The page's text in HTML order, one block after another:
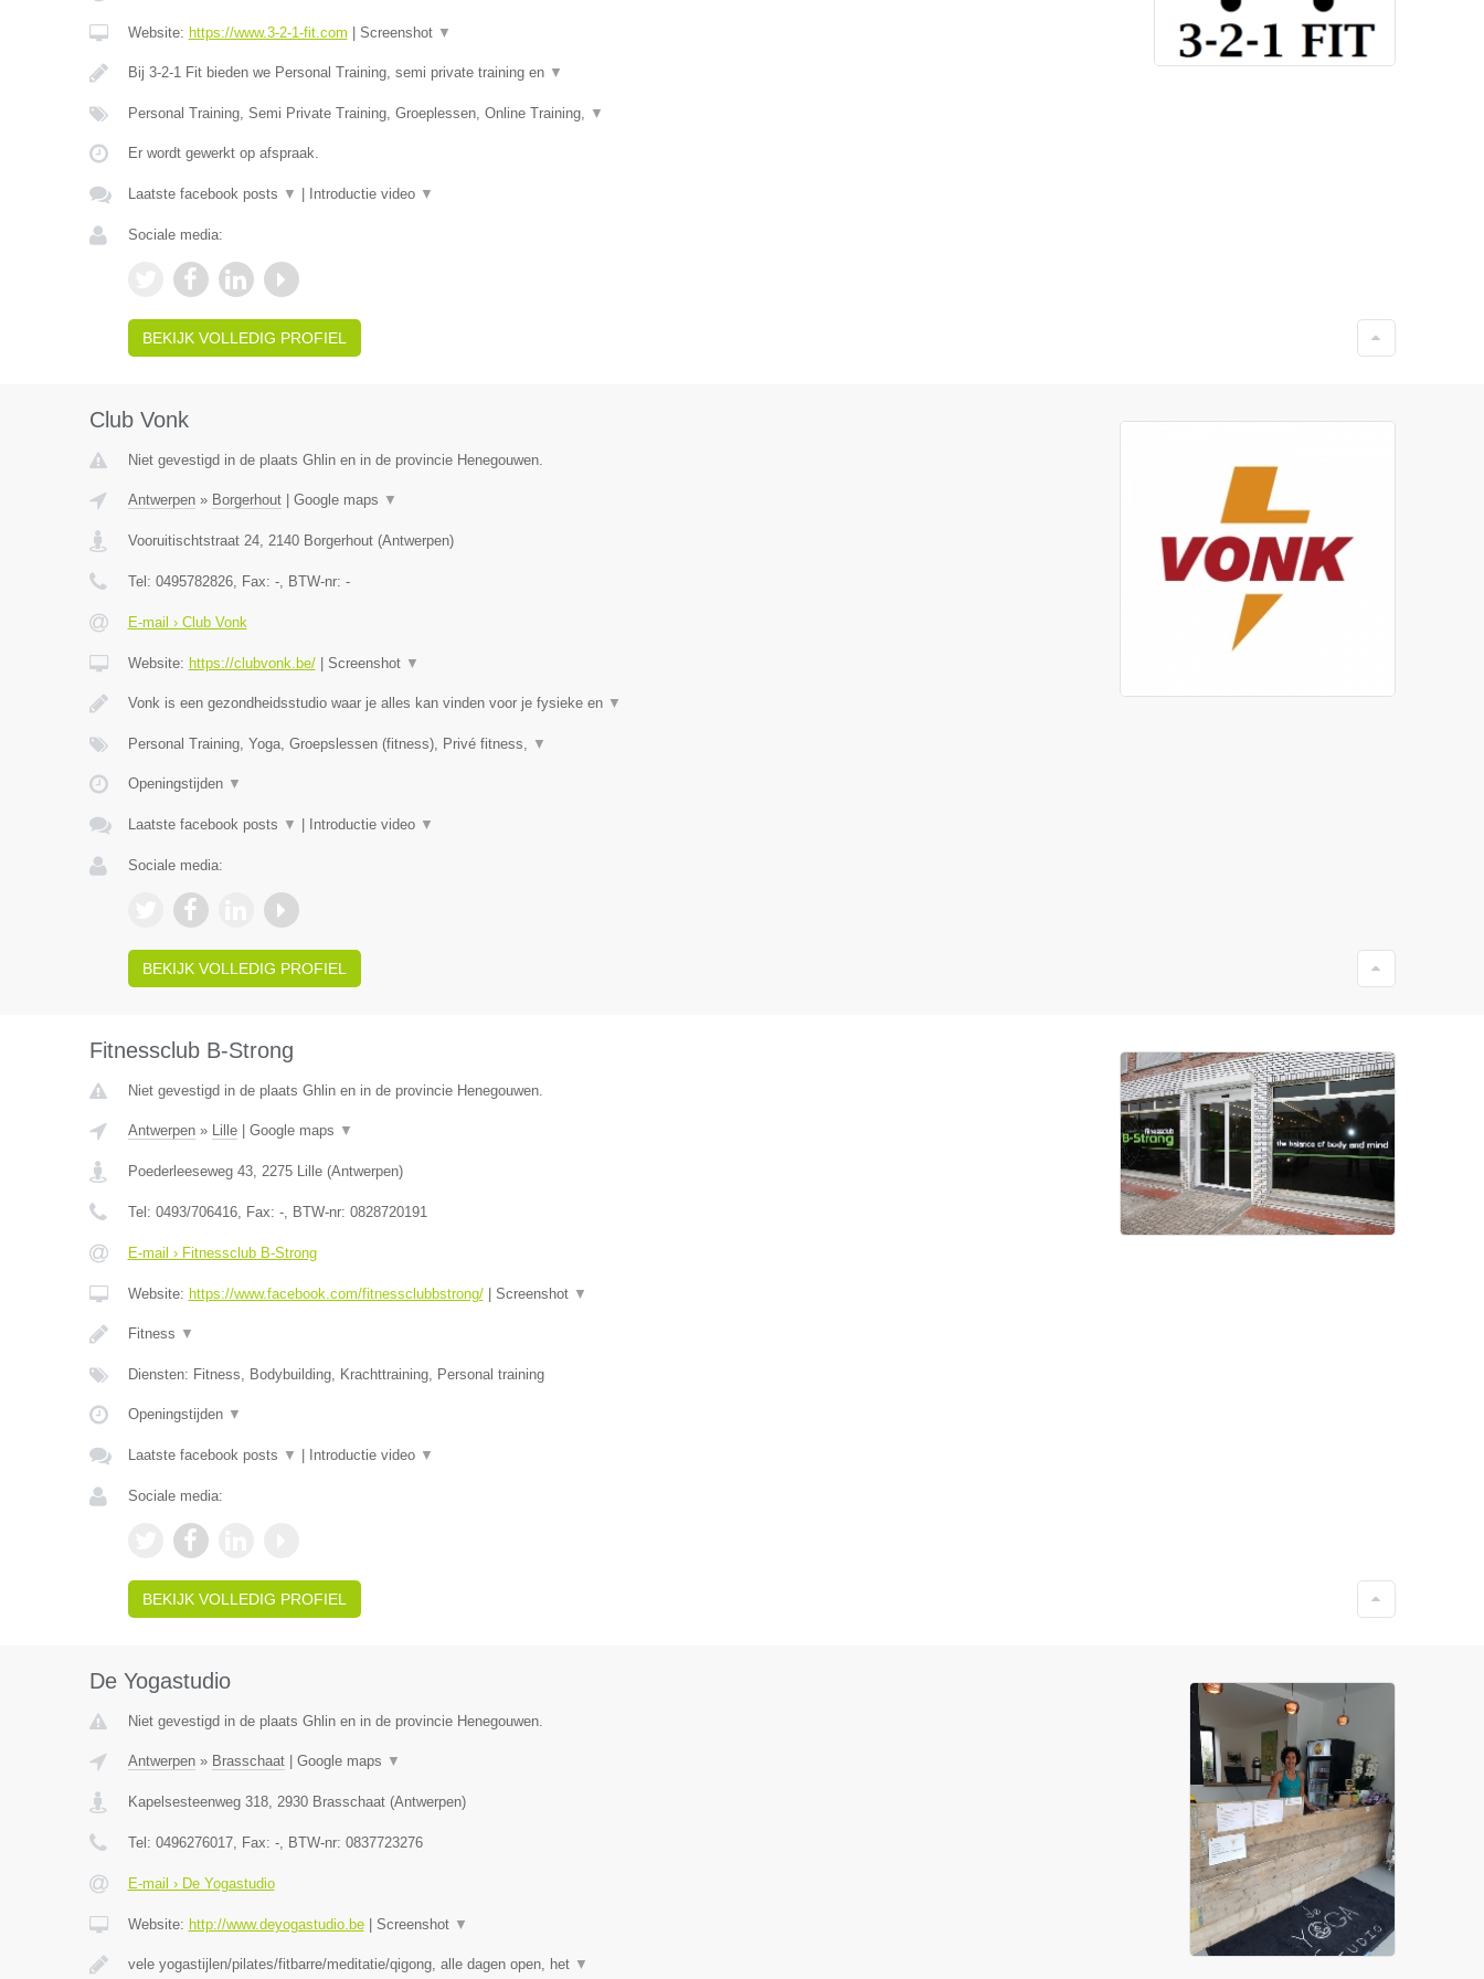
Website: https://www.3-2-1-fit.com Screenshot ▼
Bij 3-2-1 Fit bieden we Personal Training, semi private training en ▼
Personal Training, Semi Private Training, Groeplessen, Online Training, ▼
Er wordt gewerkt op afspraak.
Laatste facebook posts ▼ Introductie video ▼
Sociale media:
BEKIJK VOLLEDIG PROFIEL
Club Vonk
Niet gevestigd in de plaats Ghlin en in de provincie Henegouwen.
Antwerpen» Borgerhout| Google maps ▼
Vooruitischtstraat 24, 2140 Borgerhout(Antwerpen)
Tel: 0495782826, Fax: -, BTW-nr: -
E-mail › Club Vonk
Website: https://clubvonk.be/| Screenshot ▼
Vonk is een gezondheidsstudio waar je alles kan vinden voor je fysieke en ▼
Personal Training, Yoga, Groepslessen (fitness), Privé fitness, ▼
Openingstijden ▼
Laatste facebook posts ▼ Introductie video ▼
Sociale media:
BEKIJK VOLLEDIG PROFIEL
Fitnessclub B-Strong
Niet gevestigd in de plaats Ghlin en in de provincie Henegouwen.
Antwerpen» Lille| Google maps ▼
Poederleeseweg 43, 2275 Lille(Antwerpen)
Tel: 0493/706416, Fax: -, BTW-nr: 0828720191
E-mail › Fitnessclub B-Strong
Website: https://www.facebook.com/fitnessclubbstrong/| Screenshot ▼
Fitness ▼
Diensten: Fitness, Bodybuilding, Krachttraining, Personal training
Openingstijden ▼
Laatste facebook posts ▼ Introductie video ▼
Sociale media:
BEKIJK VOLLEDIG PROFIEL
De Yogastudio
Niet gevestigd in de plaats Ghlin en in de provincie Henegouwen.
Antwerpen» Brasschaat| Google maps ▼
Kapelsesteenweg 318, 2930 Brasschaat(Antwerpen)
Tel: 0496276017, Fax: -, BTW-nr: 0837723276
E-mail › De Yogastudio
Website: http://www.deyogastudio.be| Screenshot ▼
vele yogastijlen/pilates/fitbarre/meditatie/qigong, alle dagen open, het ▼